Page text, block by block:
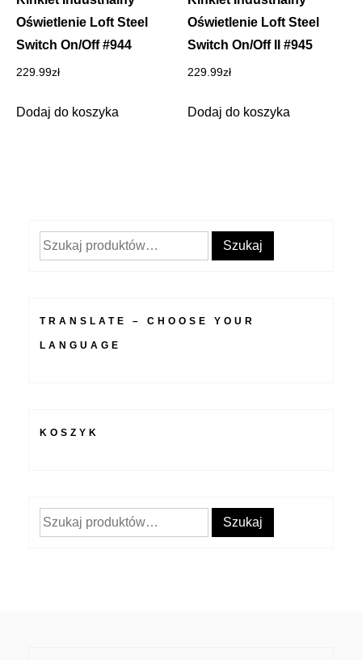
Oświetlenie Loft Steel
Switch On/Off #944
229.99zł
Dodaj do koszyka
Oświetlenie Loft Steel
Switch On/Off II #945
229.99zł
Dodaj do koszyka
Szukaj: Szukaj
TRANSLATE – CHOOSE YOUR
LANGUAGE
KOSZYK
Szukaj: Szukaj